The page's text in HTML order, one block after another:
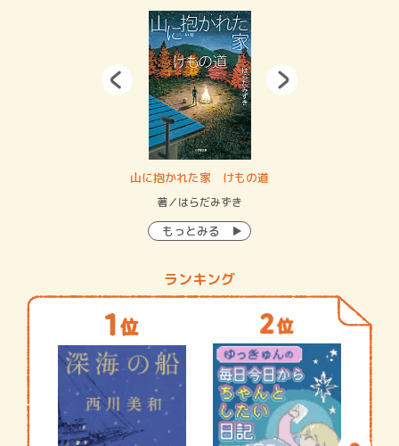
山に抱かれた家 けもの道
著／はらだみずき
もっとみる
ランキング